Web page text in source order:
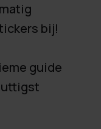
bij!
guide